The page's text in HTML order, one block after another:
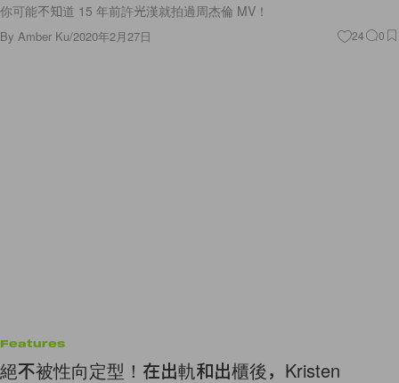
你可能不知道 15 年前許光漢就拍過周杰倫 MV！
By Amber Ku/2020年2月27日 24 0
Features
絕不被性向定型！在出軌和出櫃後，Kristen